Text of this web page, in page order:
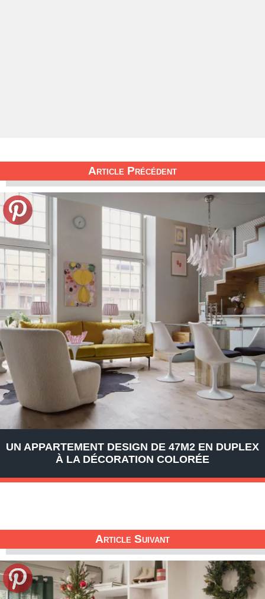
Article Précédent
UN APPARTEMENT DESIGN DE 47M2 EN DUPLEX
À LA DÉCORATION COLORÉE
Article Suivant